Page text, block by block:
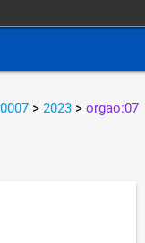
> 2023 > orgao:07